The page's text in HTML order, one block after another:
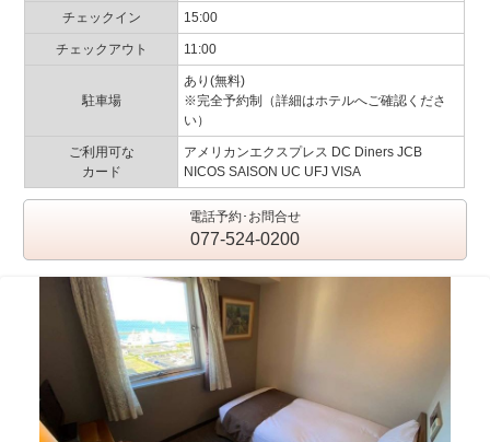
チェックイン 15:00
チェックアウト 11:00
駐車場
あり(無料)
※完全予約制（詳細はホテルへご確認くださ
い）
ご利用可な
カード
アメリカンエクスプレス DC Diners JCB
NICOS SAISON UC UFJ VISA
電話予約･お問合せ
077-524-0200